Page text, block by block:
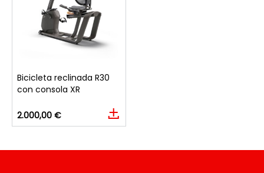
Bicicleta reclinada R30
con consola XR
2.000,00 €